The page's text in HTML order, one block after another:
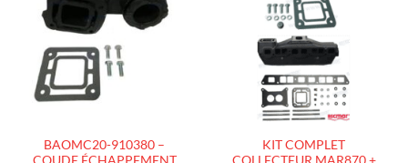
À LA
LISTE
BAOMC20-910380 –
LISTE
D’ENVIES
KIT COMPLET